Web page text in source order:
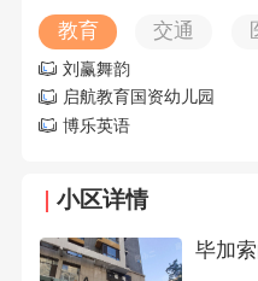
教育 交通
刘赢舞韵
启航教育国资幼儿园
博乐英语
小区详情
毕加